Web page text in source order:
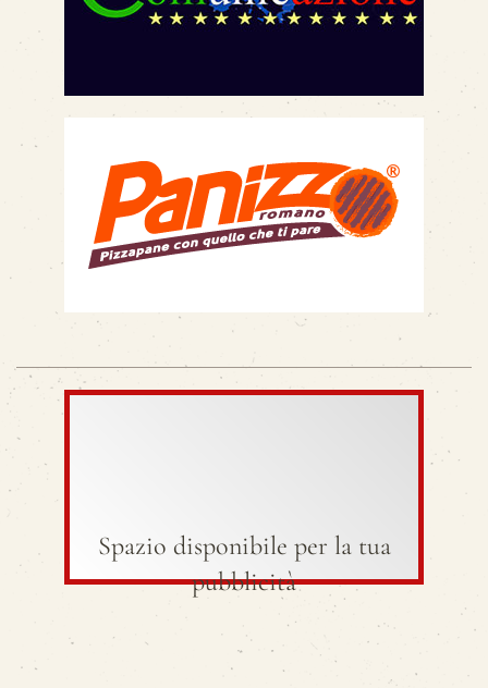
Spazio disponibile per la tua
pubblicità